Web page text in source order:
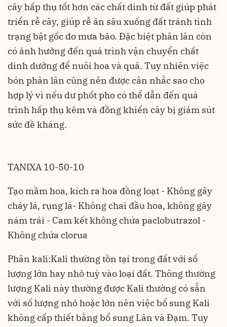
cây hấp thụ tốt hơn các chất dinh từ đất giúp phát
triển rễ cây, giúp rễ ăn sâu xuống đất tránh tình
trạng bật gốc do mưa bão. Đặc biệt phân lân còn
có ảnh hưởng đến quá trình vận chuyển chất
dinh dưỡng để nuôi hoa và quả. Tuy nhiên việc
bón phân lân cũng nên được cân nhắc sao cho
hợp lý vì nếu dư phốt pho có thể dẫn đến quá
trình hấp thụ kẽm và đồng khiến cây bị giảm sút
sức đề kháng.
TANIXA 10-50-10
Tạo mầm hoa, kích ra hoa đồng loạt - Không gây
cháy lá, rụng lá- Không chai đầu hoa, không gây
nám trái - Cam kết không chứa paclobutrazol -
Không chứa clorua
Phân kali:Kali thường tồn tại trong đất với số
lượng lớn hay nhỏ tuỳ vào loại đất. Thông thường
lượng Kali này thường được Kali thường có sẵn
với số lượng nhỏ hoặc lớn nên việc bổ sung Kali
không cấp thiết bằng bổ sung Lân và Đạm. Tuy